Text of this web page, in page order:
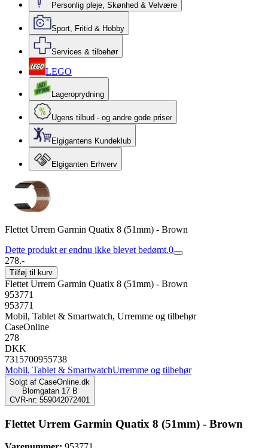
Personlig pleje, Skønhed & Velvære
Sport, Fritid & Hobby
Services & tilbehør
LEGO
Lageroprydning
Ugens tilbud - og andre gode priser
Elgigantens Kundeklub
Elgiganten Erhverv
Flettet Urrem Garmin Quatix 8 (51mm) - Brown
Dette produkt er endnu ikke blevet bedømt.0
278.-
Tilføj til kurv
Flettet Urrem Garmin Quatix 8 (51mm) - Brown
953771
953771
Mobil, Tablet & Smartwatch, Urremme og tilbehør
CaseOnline
278
DKK
7315700955738
Mobil, Tablet & SmartwatchUrremme og tilbehør
Solgt af CaseOnline.dk
Blomgatan 17 B
CVR-nr: 559042072401
Flettet Urrem Garmin Quatix 8 (51mm) - Brown